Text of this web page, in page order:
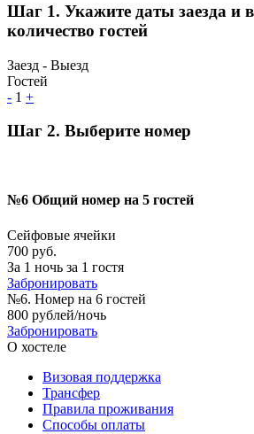
Шаг 1. Укажите даты заезда и
количество гостей
Заезд - Выезд
Гостей
- 1 +
Шаг 2. Выберите номер
№6 Общий номер на 5 гостей
Сейфовые ячейки
700 руб.
За 1 ночь за 1 гостя
Забронировать
№6. Номер на 6 гостей
800 рублей/ночь
Забронировать
О хостеле
Визовая поддержка
Трансфер
Правила проживания
Способы оплаты